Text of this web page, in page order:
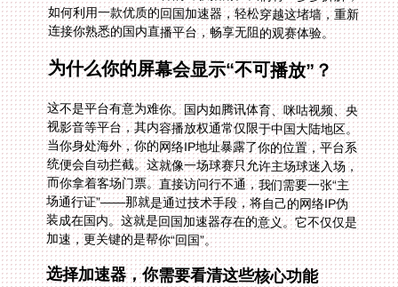
连接你熟悉的国内直播平台，畅享无阻的观赛体验。
为什么你的屏幕会显示“不可播放”？
这不是平台有意为难你。国内如腾讯体育、咪咕视频、央
视影音等平台，其内容播放权通常仅限于中国大陆地区。
当你身处海外，你的网络IP地址暴露了你的位置，平台系
统便会自动拦截。这就像一场球赛只允许主场球迷入场，
而你拿着客场门票。直接访问行不通，我们需要一张“主
场通行证”——那就是通过技术手段，将自己的网络IP伪
装成在国内。这就是回国加速器存在的意义。它不仅仅是
加速，更关键的是帮你“回国”。
选择加速器，你需要看清这些核心功能